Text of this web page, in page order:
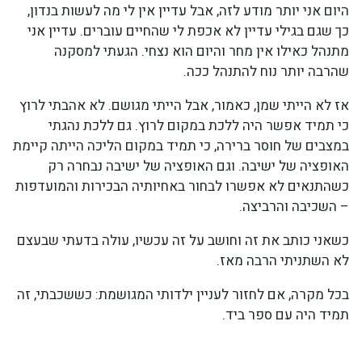
היום אני יותר מודע לזה, אבל עדיין אין לי מה לעשות בנדון,
כך שגם בגילי עדיין לא אכפת לי שהחיים עוברים. עדיין אני
מתנהל כאילו אין מחר והיום הוא נצחי. הגעתי למסקנה
שהרבה יותר נוח להתנהל ככה.
אז לא הייתי שמן, כאמור, אבל הייתי מגושם. לא אהבתי לרוץ
כי תמיד אפשר היה ללכת במקום לרוץ. גם ללכת נהגתי
במצבים של חוסר ברירה, כי תמיד במקום הליכה הייתה קיימת
האופציה של ישיבה. וגם האופציה של ישיבה נבחרה רק
כשהתנאים לא אפשרו לבחור באחיותיה הבכירות והמועדפות
– השכיבה והרביצה.
כשאני כותב את זה וחושב על זה עכשיו, עולה בדעתי שבעצם
לא השתניתי הרבה מאז.
בכל מקרה, אם לחזור לעניין ילדותי המגושמת: כששכבתי, זה
תמיד היה עם ספר ביד.